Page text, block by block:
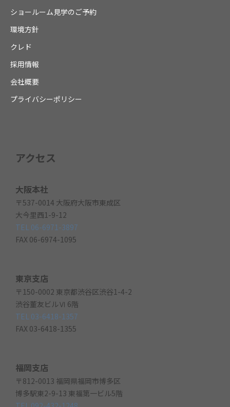
ショールーム見学のご予約
環境方針
クレド
採用情報
会社概要
プライバシーポリシー
アクセス
大阪本社
〒537-0014 大阪府大阪市東成区
大今里西1-9-12
TEL 06-6971-3897
FAX 06-6974-1095
東京支店
〒150-0002 東京都渋谷区渋谷1-4-2
渋谷董友ビルⅥ 6階
TEL 03-6418-1357
FAX 03-6418-1355
福岡支店
〒812-0013 福岡県福岡市博多区
博多駅東2-9-13 東福第一ビル5階